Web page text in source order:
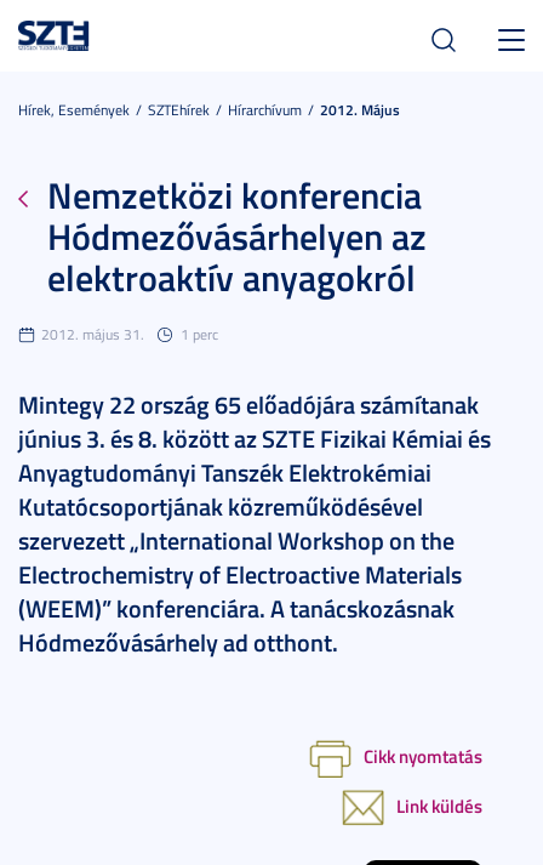
Hírek, Események SZTEhírek Hírarchívum 2012. Május
Nemzetközi konferencia
Hódmezővásárhelyen az
elektroaktív anyagokról
2012. május 31. 1 perc
Mintegy 22 ország 65 előadójára számítanak
június 3. és 8. között az SZTE Fizikai Kémiai és
Anyagtudományi Tanszék Elektrokémiai
Kutatócsoportjának közreműködésével
szervezett „International Workshop on the
Electrochemistry of Electroactive Materials
(WEEM)” konferenciára. A tanácskozásnak
Hódmezővásárhely ad otthont.
Cikk nyomtatás
Link küldés